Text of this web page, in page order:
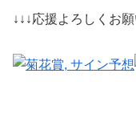
↓↓↓応援よろしくお